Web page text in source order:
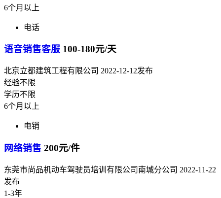
6个月以上
电话
语音销售客服 100-180元/天
北京立都建筑工程有限公司 2022-12-12发布
经验不限
学历不限
6个月以上
电销
网络销售 200元/件
东莞市尚品机动车驾驶员培训有限公司南城分公司 2022-11-22
发布
1-3年